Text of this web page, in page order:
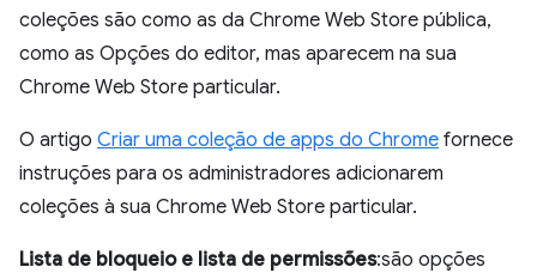
coleções são como as da Chrome Web Store pública,
como as Opções do editor, mas aparecem na sua
Chrome Web Store particular.
O artigo Criar uma coleção de apps do Chrome fornece
instruções para os administradores adicionarem
coleções à sua Chrome Web Store particular.
Lista de bloqueio e lista de permissões:são opções